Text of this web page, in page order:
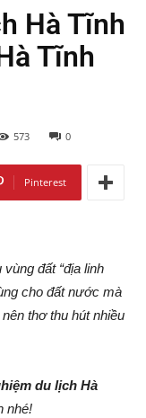
Hà Tĩnh
Tĩnh
573 0
Pinterest
đất “địa linh
cho đất nước mà
thơ thu hút nhiều
du lịch Hà
nhé!